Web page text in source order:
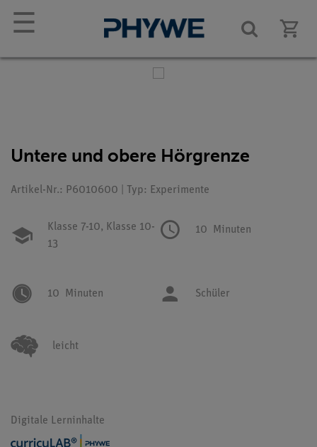
☰
Untere und obere Hörgrenze
Artikel-Nr.: P6010600 | Typ: Experimente
Klasse 7-10, Klasse 10-
13
10 Minuten
10 Minuten Schüler
leicht
Digitale Lerninhalte